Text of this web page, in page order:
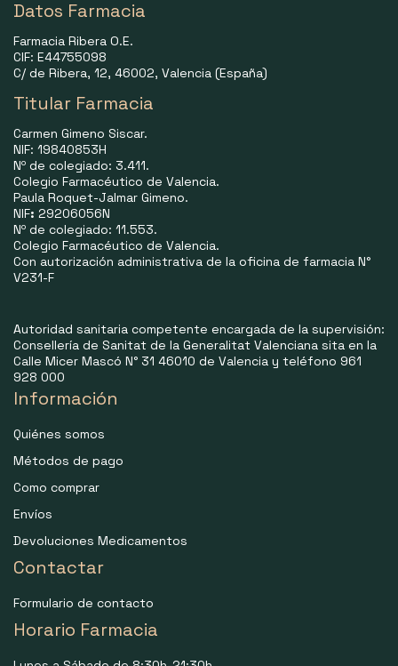
Datos Farmacia
Farmacia Ribera O.E.
CIF: E44755098
C/ de Ribera, 12, 46002, Valencia (España)
Titular Farmacia
Carmen Gimeno Siscar.
NIF: 19840853H
Nº de colegiado: 3.411.
Colegio Farmacéutico de Valencia.
Paula Roquet-Jalmar Gimeno.
NIF: 29206056N
Nº de colegiado: 11.553.
Colegio Farmacéutico de Valencia.
Con autorización administrativa de la oficina de farmacia N°
V231-F
Autoridad sanitaria competente encargada de la supervisión:
Consellería de Sanitat de la Generalitat Valenciana sita en la
Calle Micer Mascó N° 31 46010 de Valencia y teléfono 961
928 000
Información
Quiénes somos
Métodos de pago
Como comprar
Envíos
Devoluciones Medicamentos
Contactar
Formulario de contacto
Horario Farmacia